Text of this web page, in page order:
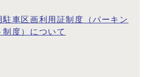
駐車区画利用証制度（パーキン
度）について